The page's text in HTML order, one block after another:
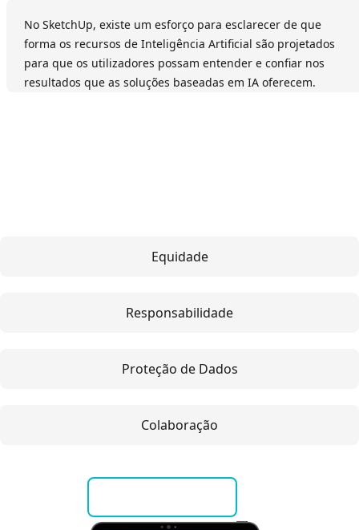
Equidade
Responsabilidade
Proteção de Dados
Colaboração
No SketchUp, existe um esforço para esclarecer de que
forma os recursos de Inteligência Artificial são projetados
para que os utilizadores possam entender e confiar nos
resultados que as soluções baseadas em IA oferecem.